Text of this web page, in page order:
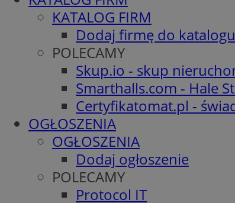
KATALOG FIRM
Dodaj firmę do katalogu
POLECAMY
Skup.io - skup
Smarthalls.com - Hale
Certyfikatomat.pl -
OGŁOSZENIA
OGŁOSZENIA
Dodaj ogłoszenie
POLECAMY
Protocol IT